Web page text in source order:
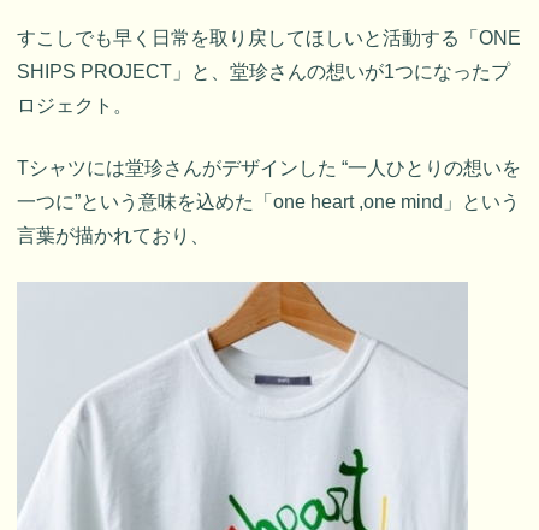
すこしでも早く日常を取り戻してほしいと活動する「ONE
SHIPS PROJECT」と、堂珍さんの想いが1つになったプ
ロジェクト。
Tシャツには堂珍さんがデザインした “一人ひとりの想いを
一つに”という意味を込めた「one heart ,one mind」という
言葉が描かれており、